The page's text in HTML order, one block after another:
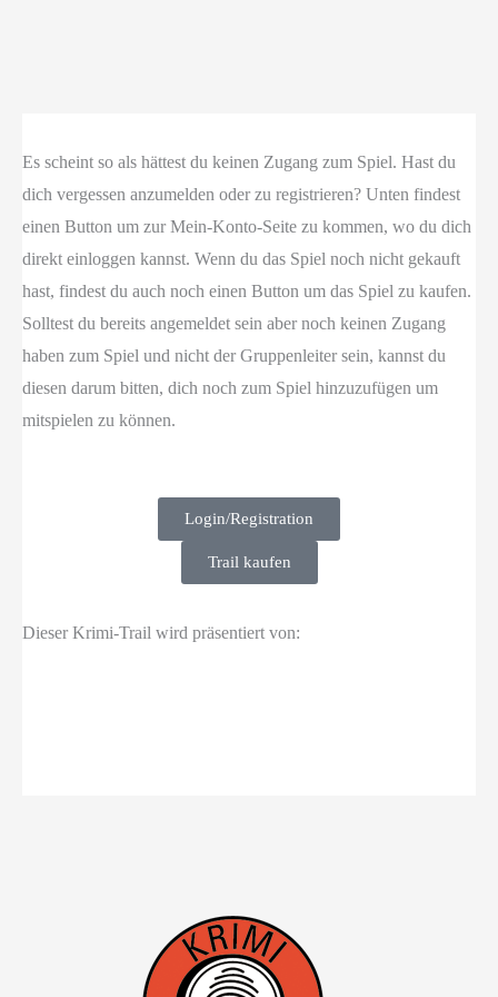
Es scheint so als hättest du keinen Zugang zum Spiel. Hast du
dich vergessen anzumelden oder zu registrieren? Unten findest
einen Button um zur Mein-Konto-Seite zu kommen, wo du dich
direkt einloggen kannst. Wenn du das Spiel noch nicht gekauft
hast, findest du auch noch einen Button um das Spiel zu kaufen.
Solltest du bereits angemeldet sein aber noch keinen Zugang
haben zum Spiel und nicht der Gruppenleiter sein, kannst du
diesen darum bitten, dich noch zum Spiel hinzuzufügen um
mitspielen zu können.
Login/Registration
Trail kaufen
Dieser Krimi-Trail wird präsentiert von: